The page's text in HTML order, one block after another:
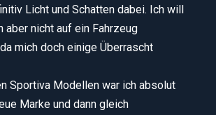
Licht und Schatten dabei. Ich will
aber nicht auf ein Fahrzeug
mich doch einige Überrascht
Sportiva Modellen war ich absolut
Marke und dann gleich